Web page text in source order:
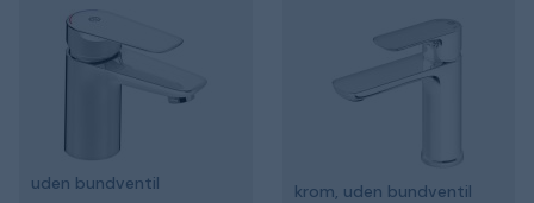
uden bundventil krom, uden bundventil